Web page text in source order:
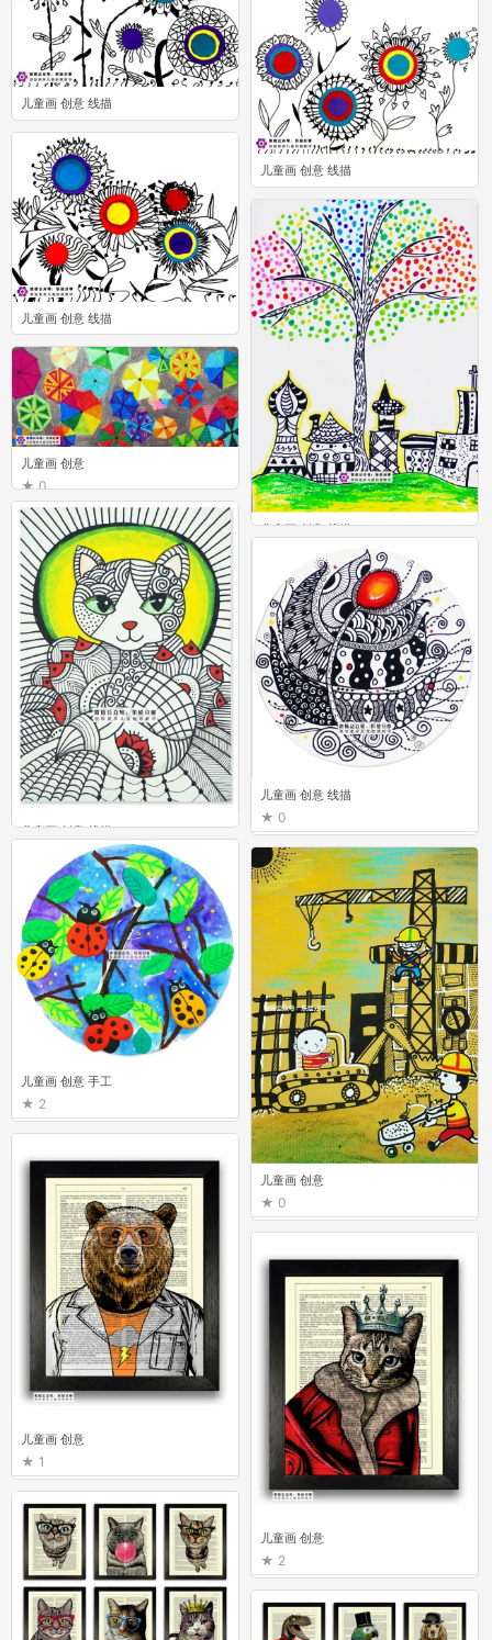
儿童画 创意 线描
0
儿童画 创意
0
儿童画 创意 线描
儿童画 创意 线描
0
儿童画 创意 线描
0
儿童画 创意 手工
2
儿童画 创意
0
儿童画 创意
1
儿童画 创意
2
儿童画 创意 线描
儿童画 创意 线描